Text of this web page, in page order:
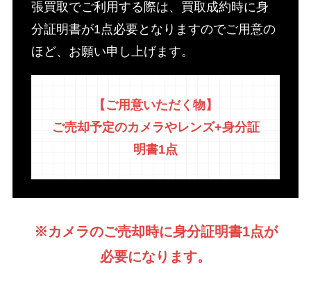
張買取でご利用する際は、買取成約時に身
分証明書が1点必要となりますのでご用意の
ほど、お願い申し上げます。
【ご用意いただく物】
ご売却予定のカメラやレンズ+身分証
明書1点
※カメラのご売却時に身分証明書1点が
必要になります。